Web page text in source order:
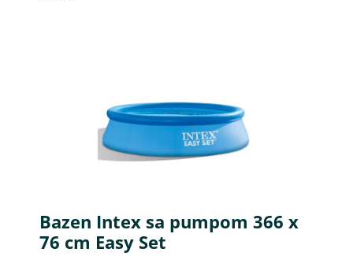
Bazen Intex sa pumpom 366 x
76 cm Easy Set